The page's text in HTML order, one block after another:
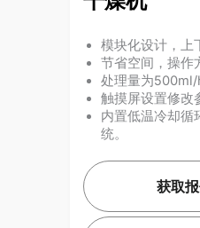
模块化设计，上
节省空间，操作
处理量为500ml/
触摸屏设置修改
内置低温冷却循
统。
获取